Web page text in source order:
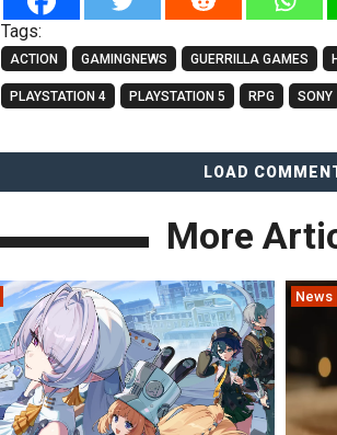
Tags:
ACTION GAMINGNEWS GUERRILLA GAMES
PLAYSTATION 4 PLAYSTATION 5 RPG SONY
LOAD
More
News